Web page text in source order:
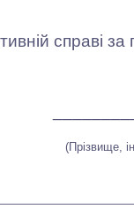
справі
(Прізвище,